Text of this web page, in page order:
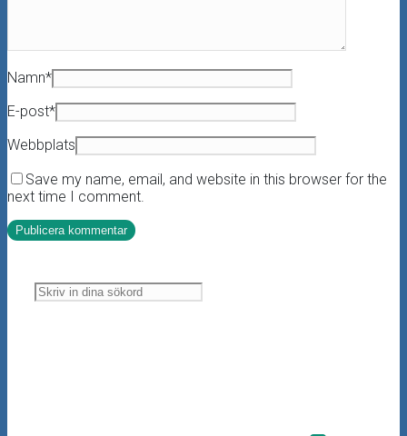
Namn*
E-post*
Webbplats
Save my name, email, and website in this browser for the
next time I comment.